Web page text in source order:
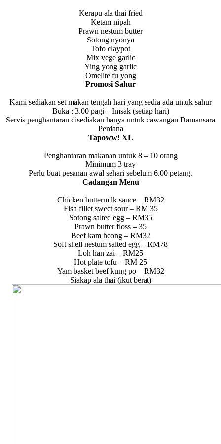
Kerapu ala thai fried
Ketam nipah
Prawn nestum butter
Sotong nyonya
Tofo claypot
Mix vege garlic
Ying yong garlic
Omellte fu yong
Promosi Sahur
Kami sediakan set makan tengah hari yang sedia ada untuk sahur
Buka : 3.00 pagi – Imsak (setiap hari)
Servis penghantaran disediakan hanya untuk cawangan Damansara
Perdana
Tapoww! XL
Penghantaran makanan untuk 8 – 10 orang
Minimum 3 tray
Perlu buat pesanan awal sehari sebelum 6.00 petang.
Cadangan Menu
Chicken buttermilk sauce – RM32
Fish fillet sweet sour – RM 35
Sotong salted egg – RM35
Prawn butter floss – 35
Beef kam heong – RM32
Soft shell nestum salted egg – RM78
Loh han zai – RM25
Hot plate tofu – RM 25
Yam basket beef kung po – RM32
Siakap ala thai (ikut berat)